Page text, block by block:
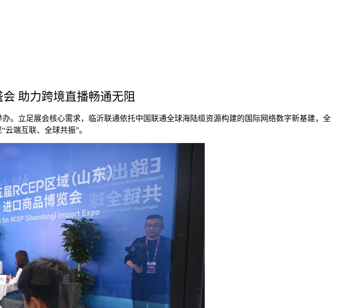
助力跨境直播畅通无阻
。立足展会核心需求，临沂联通依托中国联通全球海陆缆资源构建的国际网络数字新基建，全
端互联、全球共振”。